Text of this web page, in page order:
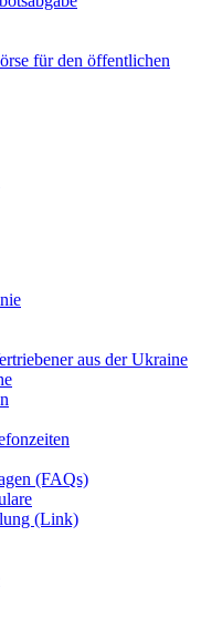
für den öffentlichen
aus der Ukraine
(FAQs)
(Link)